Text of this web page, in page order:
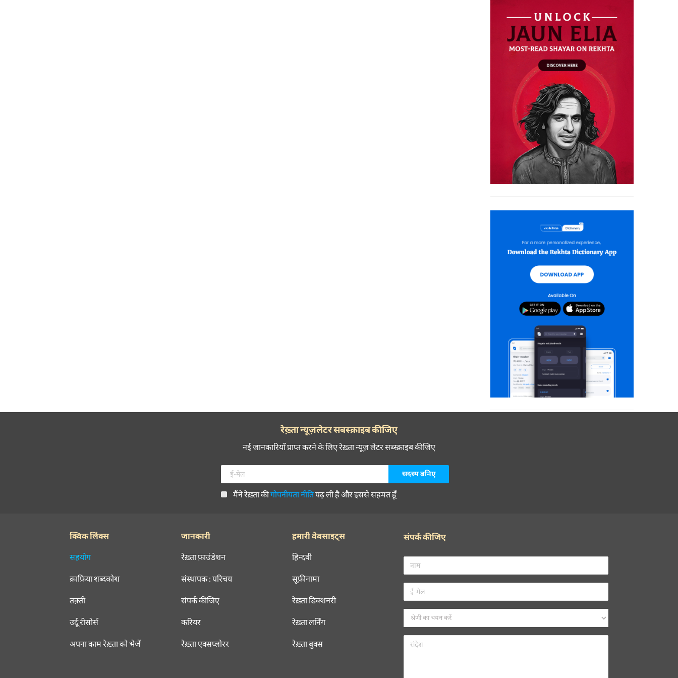
रेख़्ता न्यूज़लेटर सबस्क्राइब कीजिए
नई जानकारियाँ प्राप्त करने के लिए रेख़्ता न्यूज़ लेटर सब्स्क्राइब कीजिए
मैंने रेख़्ता कीगोपनीयता नीतिपढ़ ली है और इससे सहमत हूँ
क्विक लिंक्स
सहयोग
क़ाफ़िया शब्दकोश
तक़्ती
उर्दू रीसोर्स
अपना काम रेख़्ता को भेजें
जानकारी
रेख़्ता फ़ाउंडेशन
संस्थापक : परिचय
संपर्क कीजिए
करियर
रेख़्ता एक्सप्लोरर
हमारी वेबसाइट्स
हिन्दवी
सूफ़ीनामा
रेख़्ता डिक्शनरी
रेख़्ता लर्निंग
रेख़्ता बुक्स
संपर्क कीजिए